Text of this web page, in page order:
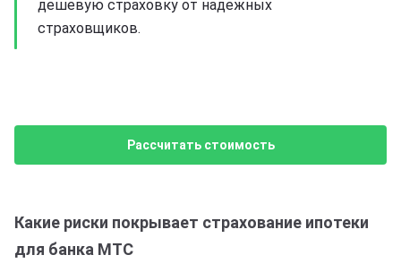
дешевую страховку от надежных
страховщиков.
Рассчитать стоимость
Какие риски покрывает страхование ипотеки
для банка МТС